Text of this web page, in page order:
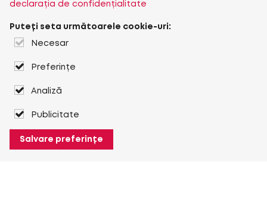
declarația de confidențialitate
Puteți seta următoarele cookie-uri:
Necesar
Preferințe
Analiză
Publicitate
Salvare preferințe